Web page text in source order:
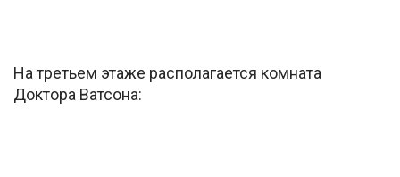
На третьем этаже располагается комната
Доктора Ватсона: